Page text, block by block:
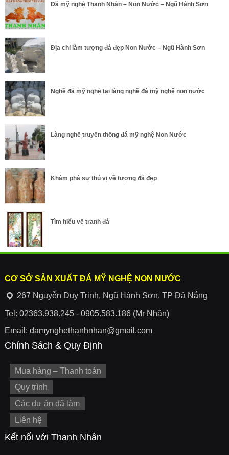
Đá mỹ nghệ Thanh Nhân – Non Nước – Ngũ Hành Sơn
Địa chỉ làm tượng đá đẹp Non Nước – Ngũ Hành Sơn
Nghề đá mỹ nghệ tại làng nghề đá mỹ nghệ non nước
Làng nghề truyền thống đá mỹ nghệ Non Nước
Khám phá sự thú vị về tượng đá đẹp
Tìm hiểu về tranh đá
CƠ SỞ SẢN XUẤT ĐÁ MỸ NGHỆ NON NƯỚC
267 Nguyễn Duy Trinh, Ngũ Hành Sơn, TP Đà Nẵng
Tel: 02363.938.245 - 0905.583.186 (Mr Nhân)
Email: damynghethanhnhan@gmail.com
Chính Sách & Quy Định
Mua hàng – Thanh toán
Quy trình
Các dự án đã làm
Liên hệ
Kết nối với Thanh Nhân